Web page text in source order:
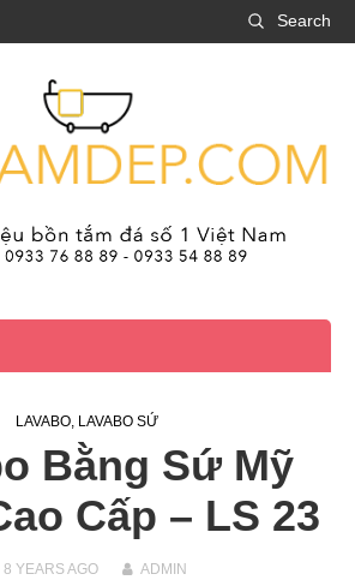
Search
LAVABO, LAVABO SỨ
Bằng Sứ Mỹ
Cấp – LS 23
8 YEARSAGO ADMIN